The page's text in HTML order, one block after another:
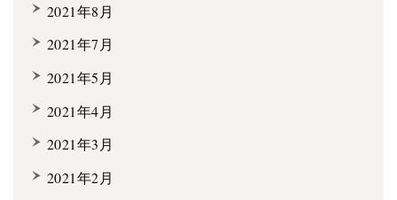
2021年8月
2021年7月
2021年5月
2021年4月
2021年3月
2021年2月